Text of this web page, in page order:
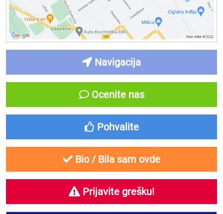
Navigacija
Ocenite nas
Pohvalite
Bio / Bila sam ovde
Prijavite grešku!